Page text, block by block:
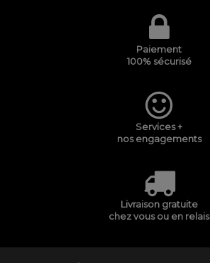
Paiement
100% sécurisé
Services +
nos engagements
Livraison gratuite
chez vous ou en relais